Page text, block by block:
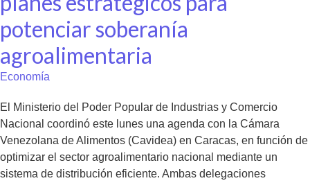
potenciar soberanía
agroalimentaria
Economía
El Ministerio del Poder Popular de Industrias y Comercio
Nacional coordinó este lunes una agenda con la Cámara
Venezolana de Alimentos (Cavidea) en Caracas, en función de
optimizar el sector agroalimentario nacional mediante un
sistema de distribución eficiente. Ambas delegaciones